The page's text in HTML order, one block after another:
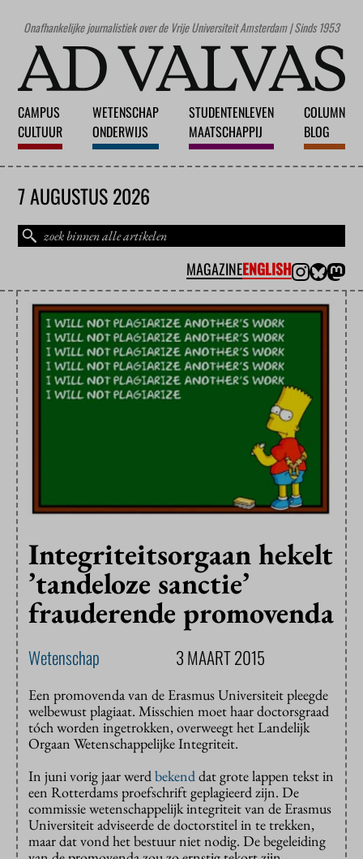
Onafhankelijke journalistiek over de Vrije Universiteit Amsterdam | Sinds 1953
CAMPUS
CULTUUR
WETENSCHAP
ONDERWIJS
STUDENTENLEVEN
MAATSCHAPPIJ
COLUMN
BLOG
7 AUGUSTUS 2026
MAGAZINEENGLISH
Integriteitsorgaan hekelt
’tandeloze sanctie’
frauderende promovenda
Wetenschap 3 MAART 2015
Een promovenda van de Erasmus Universiteit pleegde
welbewust plagiaat. Misschien moet haar doctorsgraad
tóch worden ingetrokken, overweegt het Landelijk
Orgaan Wetenschappelijke Integriteit.
In juni vorig jaar werdbekenddat grote lappen tekst in
een Rotterdams proefschrift geplagieerd zijn. De
commissie wetenschappelijk integriteit van de Erasmus
Universiteit adviseerde de doctorstitel in te trekken,
maar dat vond het bestuur niet nodig. De begeleiding